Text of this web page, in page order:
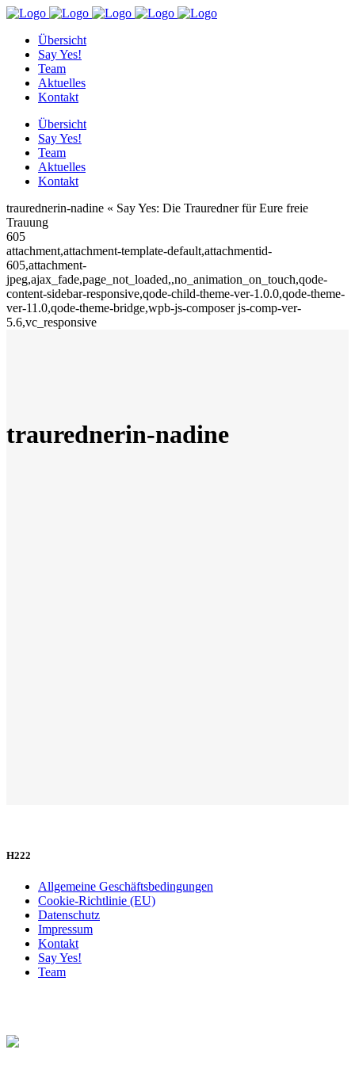
Übersicht
Say Yes!
Team
Aktuelles
Kontakt
Übersicht
Say Yes!
Team
Aktuelles
Kontakt
traurednerin-nadine « Say Yes: Die Trauredner für Eure freie
Trauung
605
attachment,attachment-template-default,attachmentid-
605,attachment-
jpeg,ajax_fade,page_not_loaded,,no_animation_on_touch,qode-
content-sidebar-responsive,qode-child-theme-ver-1.0.0,qode-theme-
ver-11.0,qode-theme-bridge,wpb-js-composer js-comp-ver-
5.6,vc_responsive
traurednerin-nadine
H222
Allgemeine Geschäftsbedingungen
Cookie-Richtlinie (EU)
Datenschutz
Impressum
Kontakt
Say Yes!
Team